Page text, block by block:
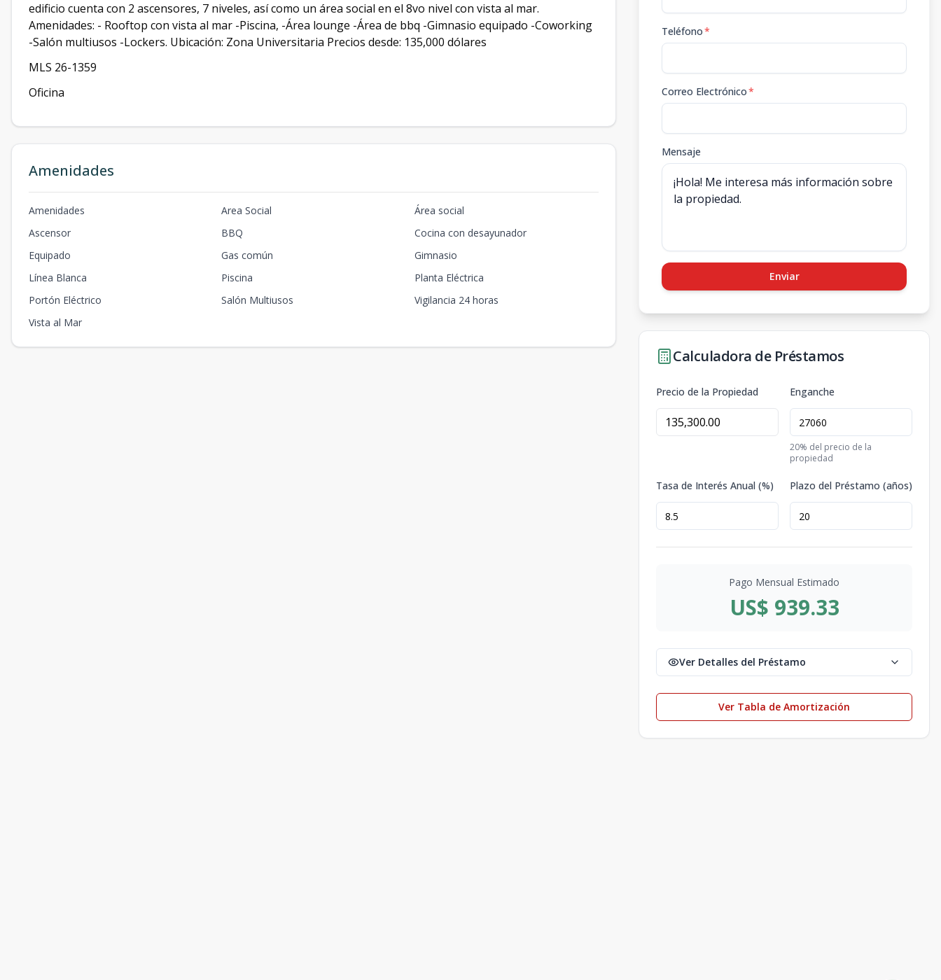
edificio cuenta con 2 ascensores, 7 niveles, así como un área social en el 8vo nivel con vista al mar.
Amenidades: - Rooftop con vista al mar -Piscina, -Área lounge -Área de bbq -Gimnasio equipado -Coworking
-Salón multiusos -Lockers. Ubicación: Zona Universitaria Precios desde: 135,000 dólares
MLS 26-1359
Oficina
Amenidades
Amenidades Area Social
Área social
Ascensor
BBQ
Cocina con desayunador
Equipado
Gas común
Gimnasio
Línea Blanca
Piscina
Planta Eléctrica
Portón Eléctrico
Salón Multiusos
Vigilancia 24 horas
Vista al Mar
Teléfono*
Correo Electrónico*
Mensaje
Enviar
Calculadora de Préstamos
Precio de la Propiedad Enganche
20% del precio de la
propiedad
Tasa de Interés Anual (%) Plazo del Préstamo (años)
Pago Mensual Estimado
US$ 939.33
Ver Detalles del Préstamo
Ver Tabla de Amortización